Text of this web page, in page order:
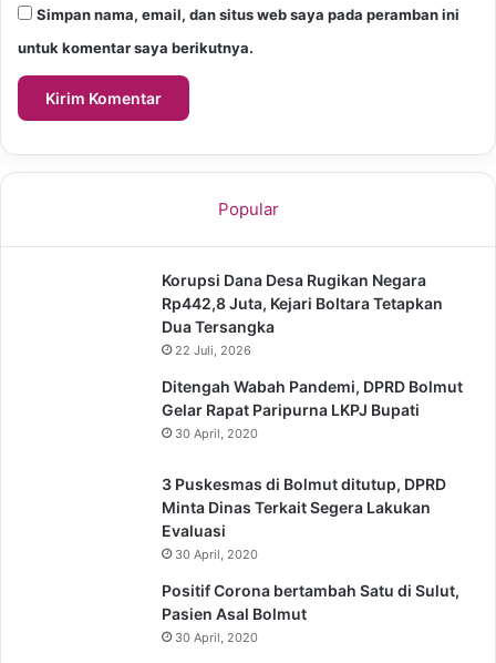
Simpan nama, email, dan situs web saya pada peramban ini
untuk komentar saya berikutnya.
Popular
Korupsi Dana Desa Rugikan Negara
Rp442,8 Juta, Kejari Boltara Tetapkan
Dua Tersangka
22 Juli, 2026
Ditengah Wabah Pandemi, DPRD Bolmut
Gelar Rapat Paripurna LKPJ Bupati
30 April, 2020
3 Puskesmas di Bolmut ditutup, DPRD
Minta Dinas Terkait Segera Lakukan
Evaluasi
30 April, 2020
Positif Corona bertambah Satu di Sulut,
Pasien Asal Bolmut
30 April, 2020